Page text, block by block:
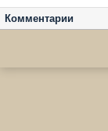
Комментарии